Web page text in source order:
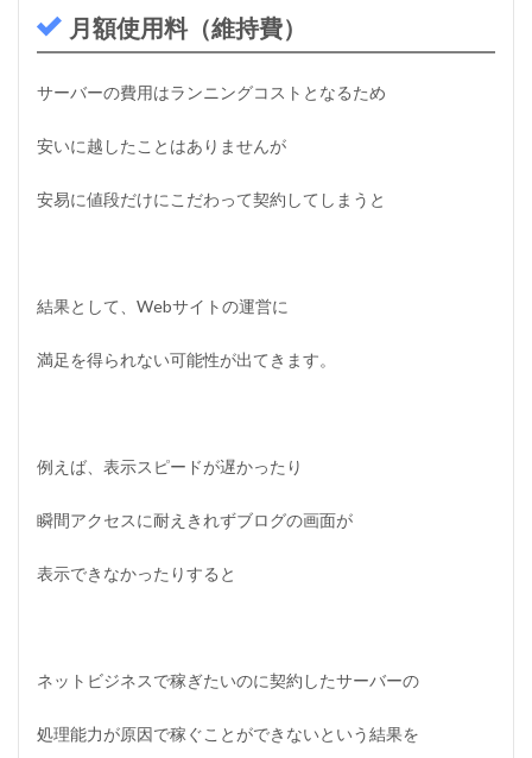
月額使用料（維持費）
サーバーの費用はランニングコストとなるため
安いに越したことはありませんが
安易に値段だけにこだわって契約してしまうと
結果として、Webサイトの運営に
満足を得られない可能性が出てきます。
例えば、表示スピードが遅かったり
瞬間アクセスに耐えきれずブログの画面が
表示できなかったりすると
ネットビジネスで稼ぎたいのに契約したサーバーの
処理能力が原因で稼ぐことができないという結果を